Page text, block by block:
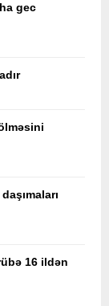
gec
16 ildən